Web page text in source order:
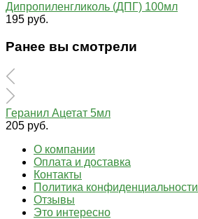
Дипропиленгликоль (ДПГ) 100мл
195 руб.
Ранее вы смотрели
Геранил Ацетат 5мл
205 руб.
О компании
Оплата и доставка
Контакты
Политика конфиденциальности
Отзывы
Это интересно